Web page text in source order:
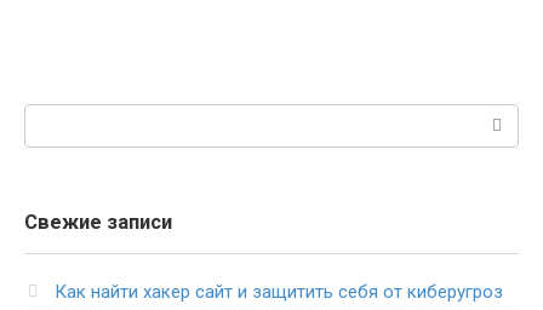
Свежие записи
Как найти хакер сайт и защитить себя от киберугроз